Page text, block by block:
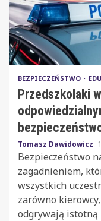
BEZPIECZEŃSTWO
Przedszkolaki
Tomasz Dawidowicz
Bezpieczeństwo
zagadnieniem,
wszystkich
zarówno
odgrywają istotną